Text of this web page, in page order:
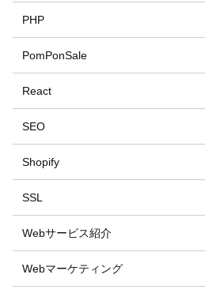
PHP
PomPonSale
React
SEO
Shopify
SSL
Webサービス紹介
Webマーケティング